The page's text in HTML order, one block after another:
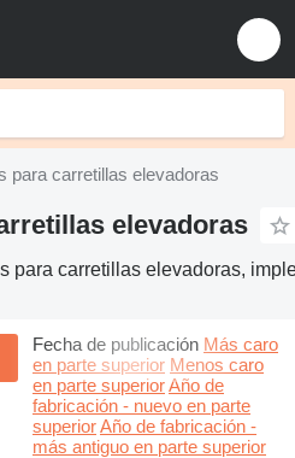
para carretillas elevadoras
elevadoras
para carretillas elevadoras,
Fecha de publicación Más caro
en parte superior Menos caro
en parte superiorAño de
fabricación - nuevo en parte
superiorAño de fabricación -
más antiguo en parte superior